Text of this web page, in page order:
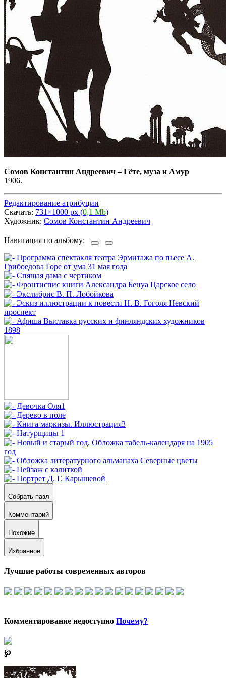
Сомов Константин Андреевич–Гёте, муза и Амур
1906.
Редактирование атрибуции
Скачать: 731×1000 px (0,1 Mb)
Художник: Сомов Константин Андреевич
Навигация по альбому:
Собрать пазл
Комментарий
Похожие
Избранное
Лучшие работы современных авторов
Комментирование недоступно Почему?
℘